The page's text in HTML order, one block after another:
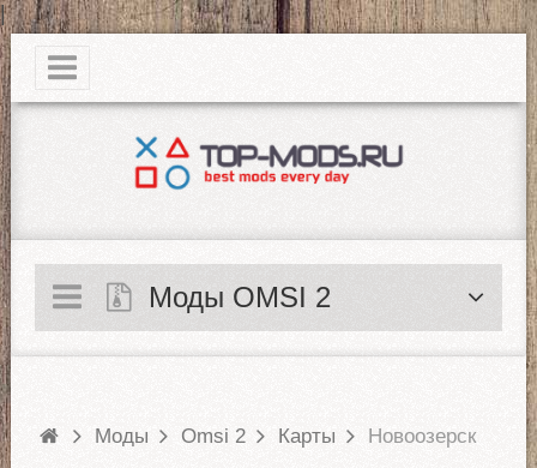
|
Моды OMSI 2
Моды Omsi 2 Карты Новоозерск